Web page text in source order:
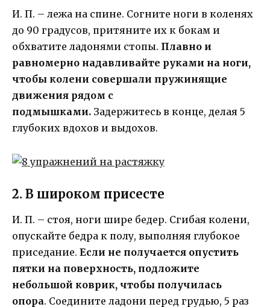
И. П. – лежа на спине. Согните ноги в коленях
до 90 градусов, притяните их к бокам и
обхватите ладонями стопы. Плавно и
равномерно надавливайте руками на ноги,
чтобы колени совершали пружинящие
движения рядом с
подмышками. Задержитесь в конце, делая 5
глубоких вдохов и выдохов.
2. В широком присесте
И. П. – стоя, ноги шире бедер. Сгибая колени,
опускайте бедра к полу, выполняя глубокое
приседание. Если не получается опустить
пятки на поверхность, подложите
небольшой коврик, чтобы получилась
опора. Соедините ладони перед грудью, 5 раз